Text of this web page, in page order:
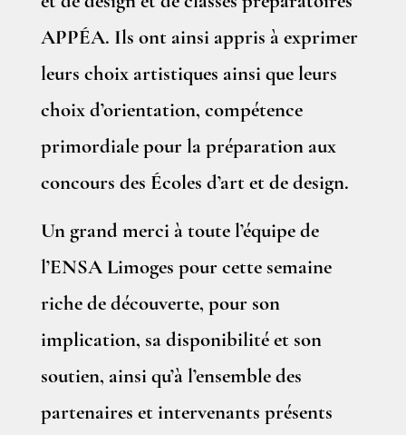
APPÉA. Ils ont ainsi appris à exprimer
leurs choix artistiques ainsi que leurs
choix d’orientation, compétence
primordiale pour la préparation aux
concours des Écoles d’art et de design.
Un grand merci à toute l’équipe de
l’ENSA Limoges pour cette semaine
riche de découverte, pour son
implication, sa disponibilité et son
soutien, ainsi qu’à l’ensemble des
partenaires et intervenants présents